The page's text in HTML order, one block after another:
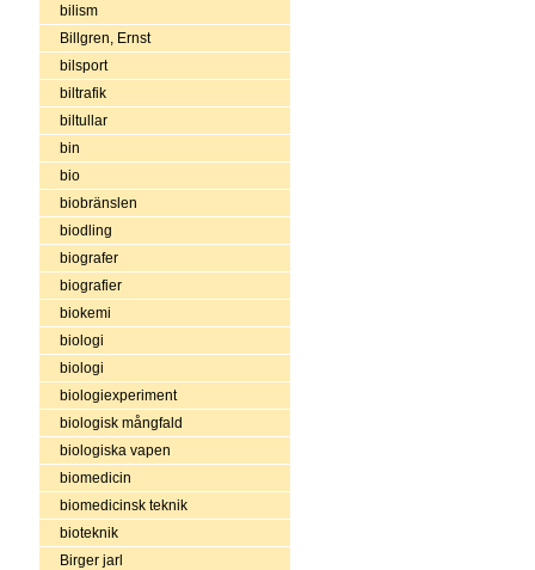
bilism
Billgren, Ernst
bilsport
biltrafik
biltullar
bin
bio
biobränslen
biodling
biografer
biografier
biokemi
biologi
biologi
biologiexperiment
biologisk mångfald
biologiska vapen
biomedicin
biomedicinsk teknik
bioteknik
Birger jarl